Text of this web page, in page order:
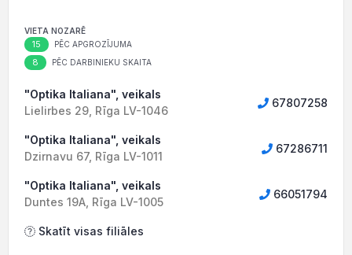
VIETA NOZARĒ
15 PĒC APGROZĪJUMA
8 PĒC DARBINIEKU SKAITA
"Optika Italiana", veikals
Lielirbes 29, Rīga LV-1046
67807258
"Optika Italiana", veikals
Dzirnavu 67, Rīga LV-1011
67286711
"Optika Italiana", veikals
Duntes 19A, Rīga LV-1005
66051794
Skatīt visas filiāles